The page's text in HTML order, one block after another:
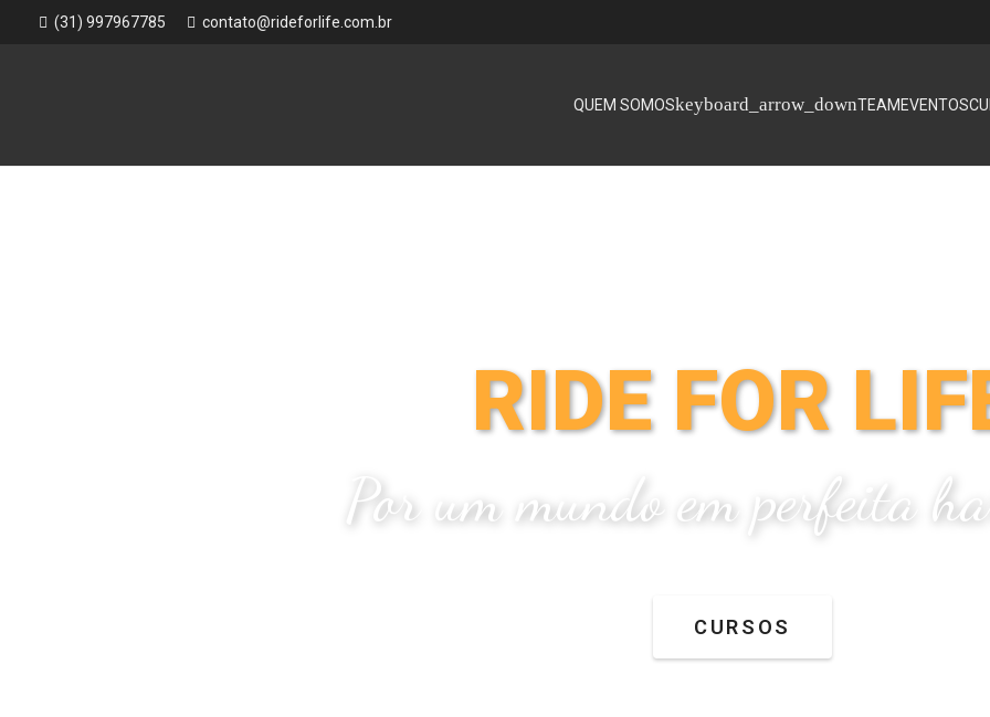
(31) 997967785 contato@rideforlife.com.br
QUEM SOMOS TEAM EVENTOS
RIDE FOR
Por um mundo em perfeita
CURSOS